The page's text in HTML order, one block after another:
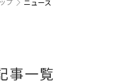
プ ニュース
事一覧